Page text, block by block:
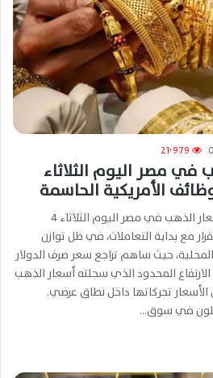
0 21٬979
في مصر اليوم الثلاثاء
الأمريكية الحاسمة
كتبت | دعاء هاشم شهدت أسعار الذهب في مصر اليوم الثلاثاء 4
الاستقرار مع بداية التعاملات، في ظل توازن
حيث ساهم تراجع سعر صرف الدولار
المحدود الذي سجلته أسعار الذهب
تحركاتها داخل نطاق عرضي.
في سوق…